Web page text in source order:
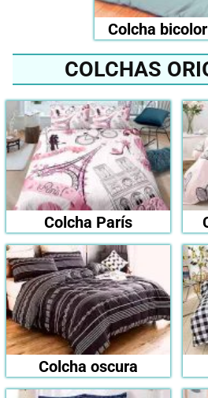
Colcha
COLCHAS
Colcha París
Colcha oscura